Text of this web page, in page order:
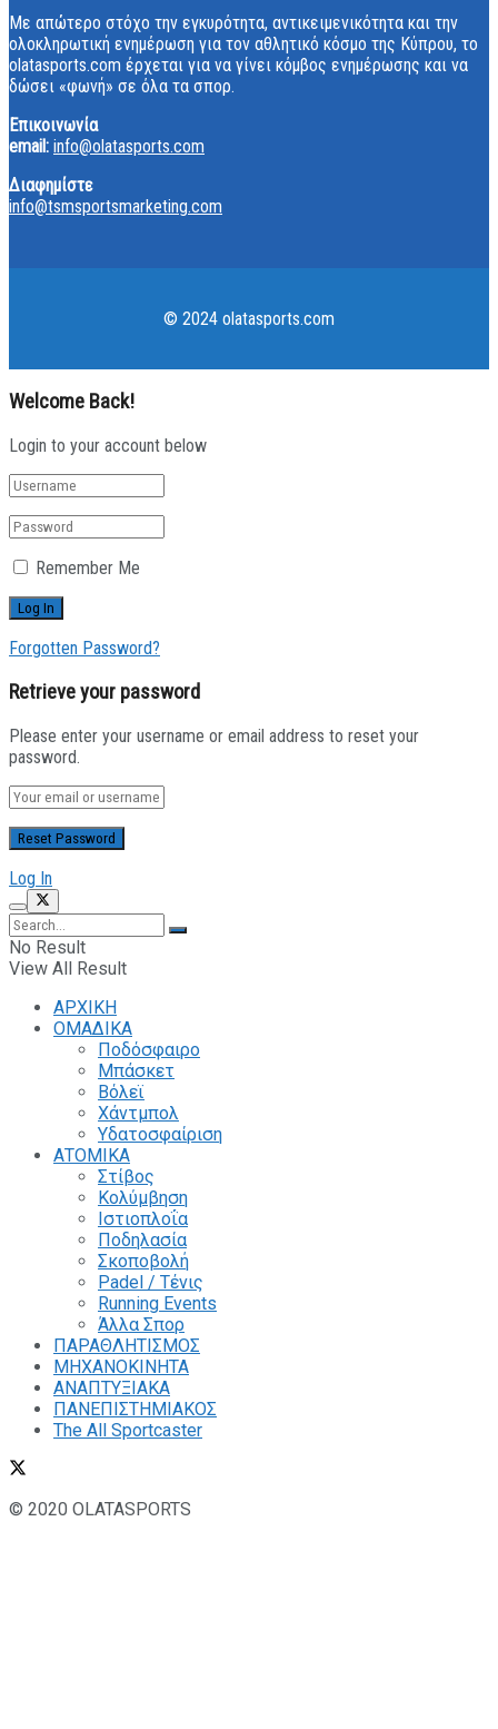
Με απώτερο στόχο την εγκυρότητα, αντικειμενικότητα και την
ολοκληρωτική ενημέρωση για τον αθλητικό κόσμο της Κύπρου, το
olatasports.com έρχεται για να γίνει κόμβος ενημέρωσης και να
δώσει «φωνή» σε όλα τα σπορ.
Επικοινωνία
email: info@olatasports.com
Διαφημίστε
info@tsmsportsmarketing.com
© 2024 olatasports.com
Welcome Back!
Login to your account below
Remember Me
Forgotten Password?
Retrieve your password
Please enter your username or email address to reset your
password.
Log In
No Result
View All Result
ΑΡΧΙΚΗ
ΟΜΑΔΙΚΑ
Ποδόσφαιρο
Μπάσκετ
Βόλεϊ
Χάντμπολ
Υδατοσφαίριση
ΑΤΟΜΙΚΑ
Στίβος
Κολύμβηση
Ιστιοπλοΐα
Ποδηλασία
Σκοποβολή
Padel / Τένις
Running Events
Άλλα Σπορ
ΠΑΡΑΘΛΗΤΙΣΜΟΣ
ΜΗΧΑΝΟΚΙΝΗΤΑ
ΑΝΑΠΤΥΞΙΑΚΑ
ΠΑΝΕΠΙΣΤΗΜΙΑΚΟΣ
The All Sportcaster
© 2020 OLATASPORTS